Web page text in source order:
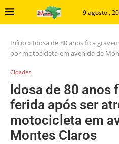
9 agosto ,
Início » Idosa de 80 anos fica
por motocicleta em avenida de
Cidades
Idosa de 80 anos
ferida após ser
motocicleta em
Montes Claros